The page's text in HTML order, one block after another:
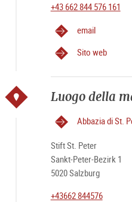
+43 662 844 576 161
email
Sito web
Luogo della
Abbazia di St.
Stift St. Peter
Sankt-Peter-Bezirk 1
5020 Salzburg
+43662 844576